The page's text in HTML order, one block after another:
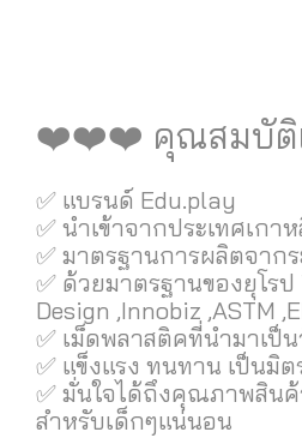
❤️❤️❤️ คุณสมบั
✅ แบรนด์ Edu.play
✅ นำเข้าจากประเทศเกา
✅ มาตรฐานการผลิตจาก
✅ ด้วยมาตรฐานของยุโรป
Design ,Innobiz ,ASTM
✅ เม็ดพลาสติคที่นำมาเป็
✅ แข็งแรง ทนทาน เป็นมิ
✅ มั่นใจได้ถึงคุณภาพสิน
สำหรับเด็กๆแน่นอน